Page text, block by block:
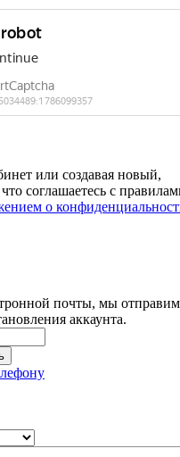
или создавая новый,
соглашаетесь с
о
почты, мы
аккаунта.